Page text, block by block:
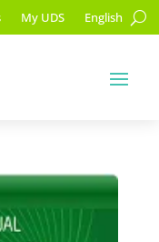
My UDS English